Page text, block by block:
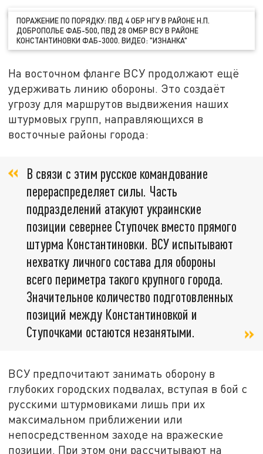
ПОРАЖЕНИЕ ПО ПОРЯДКУ: ПВД 4 ОБР НГУ В РАЙОНЕ Н.П.
ДОБРОПОЛЬЕ ФАБ-500, ПВД 28 ОМБР ВСУ В РАЙОНЕ
КОНСТАНТИНОВКИ ФАБ-3000. ВИДЕО: "ИЗНАНКА"
На восточном фланге ВСУ продолжают ещё
удерживать линию обороны. Это создаёт
угрозу для маршрутов выдвижения наших
штурмовых групп, направляющихся в
восточные районы города:
В связи с этим русское командование
перераспределяет силы. Часть
подразделений атакуют украинские
позиции севернее Ступочек вместо прямого
штурма Константиновки. ВСУ испытывают
нехватку личного состава для обороны
всего периметра такого крупного города.
Значительное количество подготовленных
позиций между Константиновкой и
Ступочками остаются незанятыми.
ВСУ предпочитают занимать оборону в
глубоких городских подвалах, вступая в бой с
русскими штурмовиками лишь при их
максимальном приближении или
непосредственном заходе на вражеские
позиции. При этом они рассчитывают на